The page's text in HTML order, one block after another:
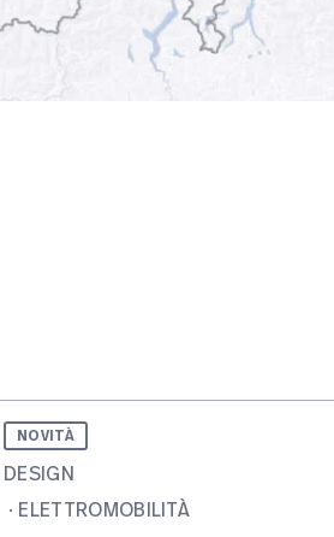
NOVITÀ
DESIGN
· ELETTROMOBILITÀ